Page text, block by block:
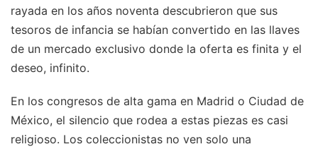
rayada en los años noventa descubrieron que sus
tesoros de infancia se habían convertido en las llaves
de un mercado exclusivo donde la oferta es finita y el
deseo, infinito.
En los congresos de alta gama en Madrid o Ciudad de
México, el silencio que rodea a estas piezas es casi
religioso. Los coleccionistas no ven solo una